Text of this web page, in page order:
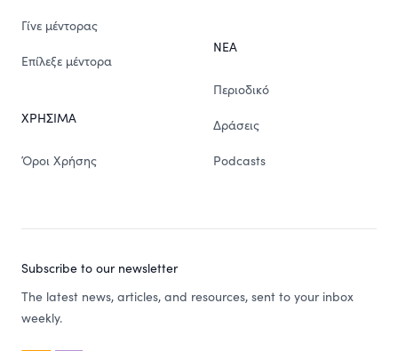
Γίνε μέντορας
Επίλεξε μέντορα
ΧΡΗΣΙΜΑ
Όροι Χρήσης
ΝΕΑ
Περιοδικό
Δράσεις
Podcasts
Subscribe to our newsletter
The latest news, articles, and resources, sent to your inbox
weekly.